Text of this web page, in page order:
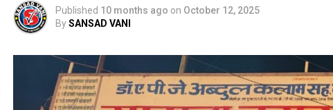
Published 10 months ago on October 12, 2025
BySANSAD VANI